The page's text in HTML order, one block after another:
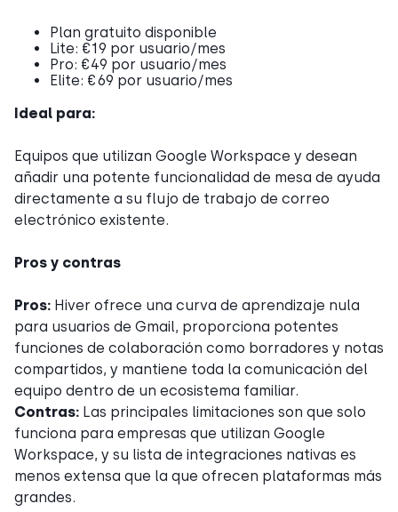
Plan gratuito disponible
Lite: €19 por usuario/mes
Pro: €49 por usuario/mes
Elite: €69 por usuario/mes
Ideal para:
Equipos que utilizan Google Workspace y desean
añadir una potente funcionalidad de mesa de ayuda
directamente a su flujo de trabajo de correo
electrónico existente.
Pros y contras
Pros: Hiver ofrece una curva de aprendizaje nula
para usuarios de Gmail, proporciona potentes
funciones de colaboración como borradores y notas
compartidos, y mantiene toda la comunicación del
equipo dentro de un ecosistema familiar.
Contras: Las principales limitaciones son que solo
funciona para empresas que utilizan Google
Workspace, y su lista de integraciones nativas es
menos extensa que la que ofrecen plataformas más
grandes.